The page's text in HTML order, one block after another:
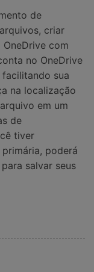
de
criar
com
no OneDrive
sua
na localização
em um
de
tiver
poderá
salvar seus